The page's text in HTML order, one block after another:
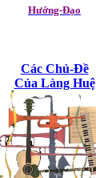
Hướng-Đạo
Các Chủ-Đề
Của Làng Huệ